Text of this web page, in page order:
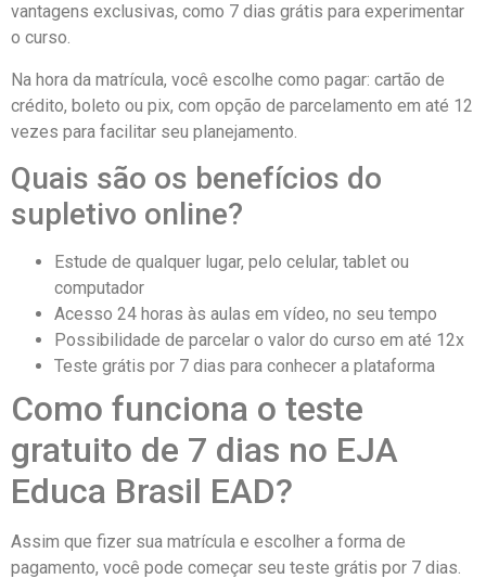
vantagens exclusivas, como 7 dias grátis para experimentar
o curso.
Na hora da matrícula, você escolhe como pagar: cartão de
crédito, boleto ou pix, com opção de parcelamento em até 12
vezes para facilitar seu planejamento.
Quais são os benefícios do
supletivo online?
Estude de qualquer lugar, pelo celular, tablet ou
computador
Acesso 24 horas às aulas em vídeo, no seu tempo
Possibilidade de parcelar o valor do curso em até 12x
Teste grátis por 7 dias para conhecer a plataforma
Como funciona o teste
gratuito de 7 dias no EJA
Educa Brasil EAD?
Assim que fizer sua matrícula e escolher a forma de
pagamento, você pode começar seu teste grátis por 7 dias.